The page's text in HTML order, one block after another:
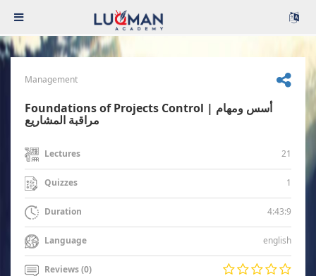
Management
Foundations of Projects Control | أسس ومهام
مراقبة المشاريع
Lectures 21
Quizzes 1
Duration 4:43:9
Language english
Reviews (0)